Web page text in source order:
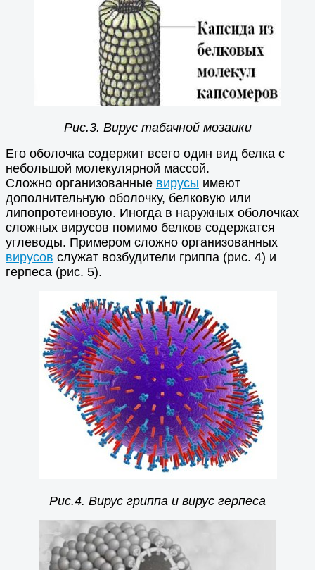
Рис.3. Вирус табачной мозаики
Его оболочка содержит всего один вид белка с
небольшой молекулярной массой.
Сложно организованные вирусы имеют
дополнительную оболочку, белковую или
липопротеиновую. Иногда в наружных оболочках
сложных вирусов помимо белков содержатся
углеводы. Примером сложно организованных
вирусов служат возбудители гриппа (рис. 4) и
герпеса (рис. 5).
Рис.4. Вирус гриппа и вирус герпеса